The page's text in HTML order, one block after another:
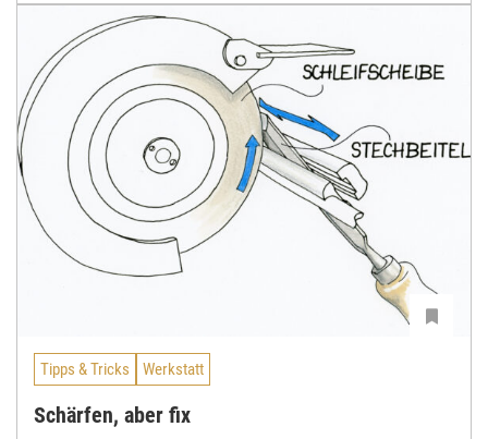
Tipps & Tricks Werkstatt
Schärfen, aber fix